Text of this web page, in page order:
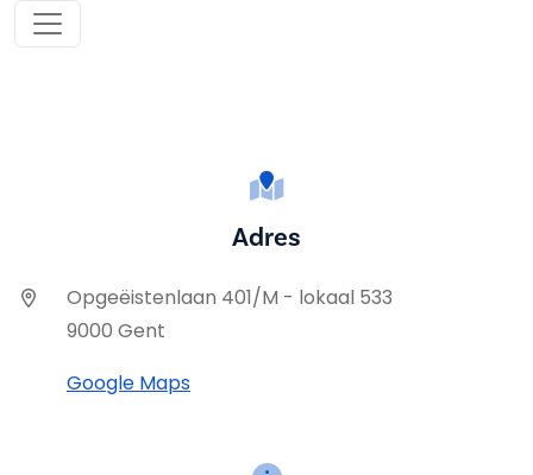
Adres
Opgeëistenlaan 401/M - lokaal 533
9000 Gent
Google Maps